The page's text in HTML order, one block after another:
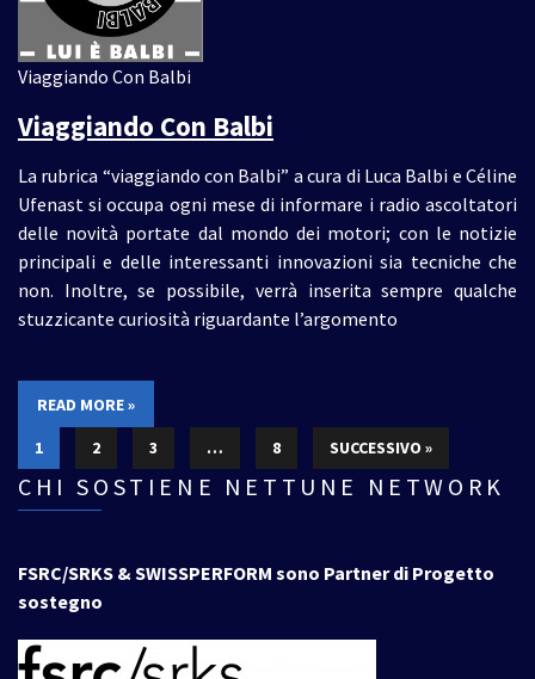
Viaggiando Con Balbi
Viaggiando Con Balbi
La rubrica “viaggiando con Balbi” a cura di Luca Balbi e Céline
Ufenast si occupa ogni mese di informare i radio ascoltatori
delle novità portate dal mondo dei motori; con le notizie
principali e delle interessanti innovazioni sia tecniche che
non. Inoltre, se possibile, verrà inserita sempre qualche
stuzzicante curiosità riguardante l’argomento
READ MORE »
1
2 3 … 8 SUCCESSIVO »
CHI SOSTIENE NETTUNE NETWORK
FSRC/SRKS & SWISSPERFORM sono Partner di Progetto
sostegno